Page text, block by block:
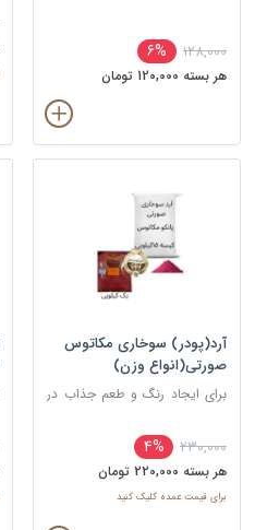
128,000
6%
هر بسته 120,000 تومان
آرد(پودر) سوخاری مکاتوس
صورتی(انواع وزن)
برای ایجاد رنگ و طعم جذاب در
ها، ناگت ها، مرغ، ماهی و میگو
استفاده می شود.
230,000
4%
هر بسته 220,000 تومان
برای قیمت عمده کلیک کنید